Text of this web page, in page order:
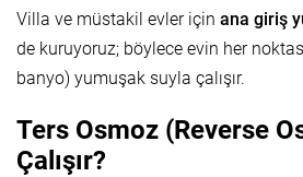
Villa ve müstakil evler için ana giriş
de kuruyoruz; böylece evin her
banyo) yumuşak suyla çalışır.
Ters Osmoz (Reverse
Çalışır?